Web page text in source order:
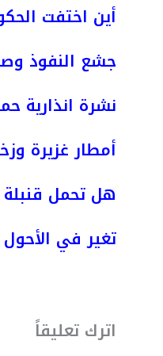
أين اختفت
جشع النفوذ
نشرة انذارية
أمطار غزيرة
هل تحمل
تغير في الأحول
اترك تعليقاً